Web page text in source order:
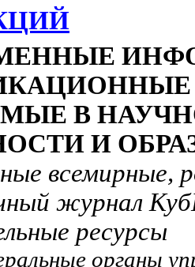
В
И
всемирные,
журнал
ресурсы
органы